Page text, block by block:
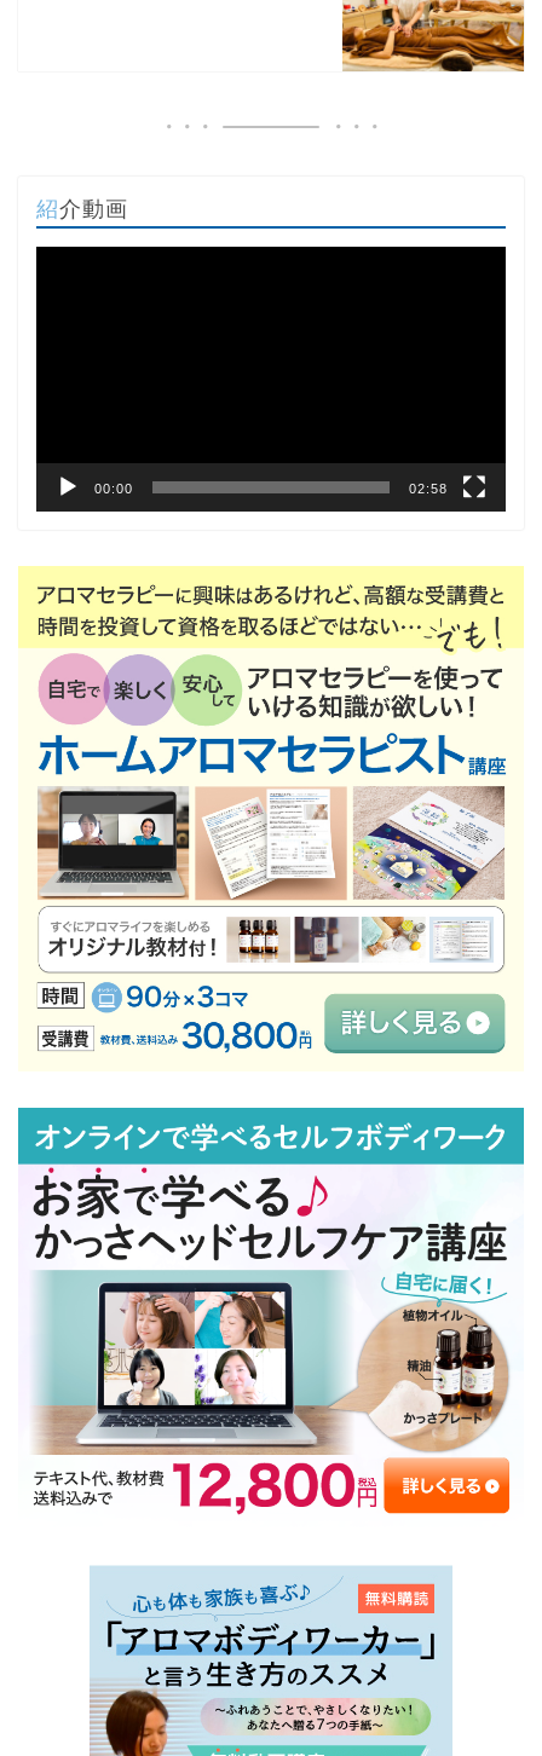
紹介動画
00:00 02:58